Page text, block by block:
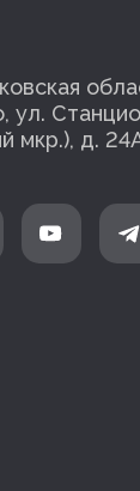
ул.
мкр.), д.